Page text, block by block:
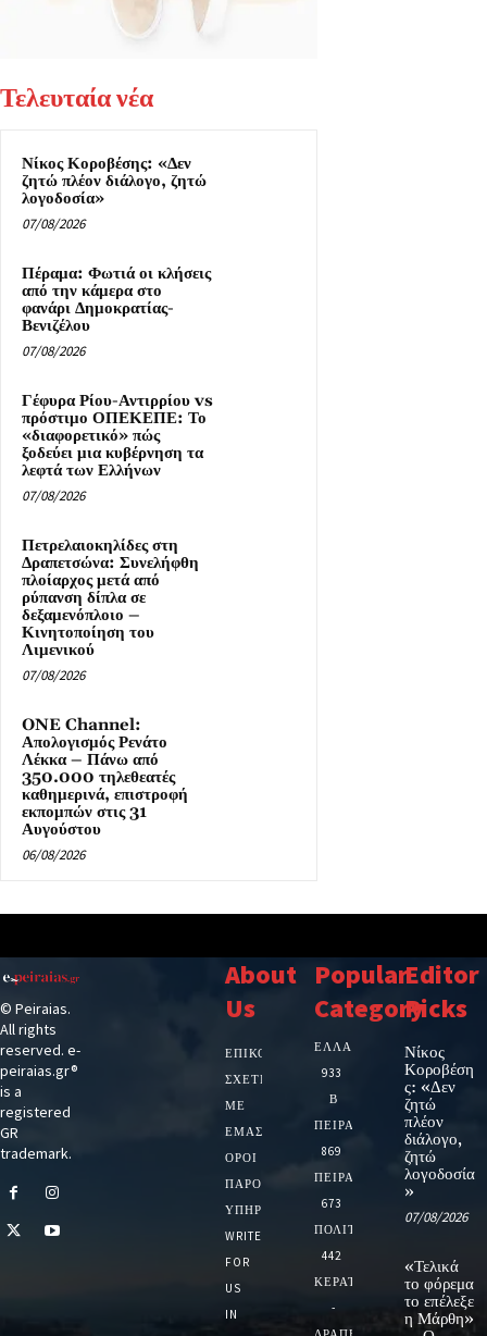
Τελευταία νέα
Νίκος Κοροβέσης: «Δεν
ζητώ πλέον διάλογο, ζητώ
λογοδοσία»
07/08/2026
Πέραμα: Φωτιά οι κλήσεις
από την κάμερα στο
φανάρι Δημοκρατίας-
Βενιζέλου
07/08/2026
Γέφυρα Ρίου-Αντιρρίου vs
πρόστιμο ΟΠΕΚΕΠΕ: Το
«διαφορετικό» πώς
ξοδεύει μια κυβέρνηση τα
λεφτά των Ελλήνων
07/08/2026
Πετρελαιοκηλίδες στη
Δραπετσώνα: Συνελήφθη
πλοίαρχος μετά από
ρύπανση δίπλα σε
δεξαμενόπλοιο –
Κινητοποίηση του
Λιμενικού
07/08/2026
ONE Channel:
Απολογισμός Ρενάτο
Λέκκα – Πάνω από
350.000 τηλεθεατές
καθημερινά, επιστροφή
εκπομπών στις 31
Αυγούστου
06/08/2026
© Peiraias.
All rights
reserved. e-
peiraias.gr®
is a
registered
GR
trademark.
About
Us
ΕΠΙΚΟΙΝΩΝΙΑ
ΣΧΕΤΙΚΆ
ΜΕ
ΕΜΆΣ
ΌΡΟΙ
ΠΑΡΟΧΉΣ
ΥΠΗΡΕΣΙΏΝ
WRITE
FOR
US
IN
Popular
Category
ΕΛΛΑΔΑ
933
Β
ΠΕΙΡΑΙΑ
869
ΠΕΙΡΑΙΑΣ
673
ΠΟΛΙΤΙΚΗ
442
ΚΕΡΑΤΣΙΝΙ
-
Editor
Picks
Νίκος
Κοροβέση
ς: «Δεν
ζητώ
πλέον
διάλογο,
ζητώ
λογοδοσία
»
07/08/2026
«Τελικά
το φόρεμα
το επέλεξε
η Μάρθη»